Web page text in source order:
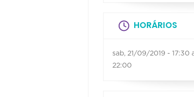
HORÁRIOS
sab, 21/09/2019 - 17:30
22:00